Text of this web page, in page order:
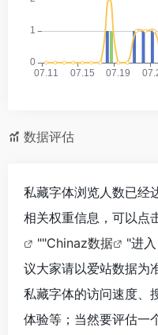
数据评估
私藏字体浏览人数已经
相关权重信息，可以点
""Chinaz数据
"进
议大家请以爱站数据为
私藏字体的访问速度、
体验等；当然要评估一